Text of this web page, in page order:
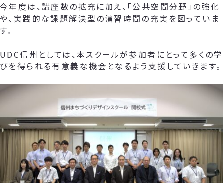
今年度は、講座数の拡充に加え、「公共空間分野」の強化
や、実践的な課題解決型の演習時間の充実を図っていま
す。
UDC信州としては、本スクールが参加者にとって多くの学
びを得られる有意義な機会となるよう支援していきます。